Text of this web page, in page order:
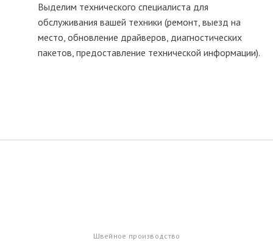
Выделим технического специалиста для
обслуживания вашей техники (ремонт, выезд на
место, обновление драйверов, диагностических
пакетов, предоставление технической информации).
Швейное производство